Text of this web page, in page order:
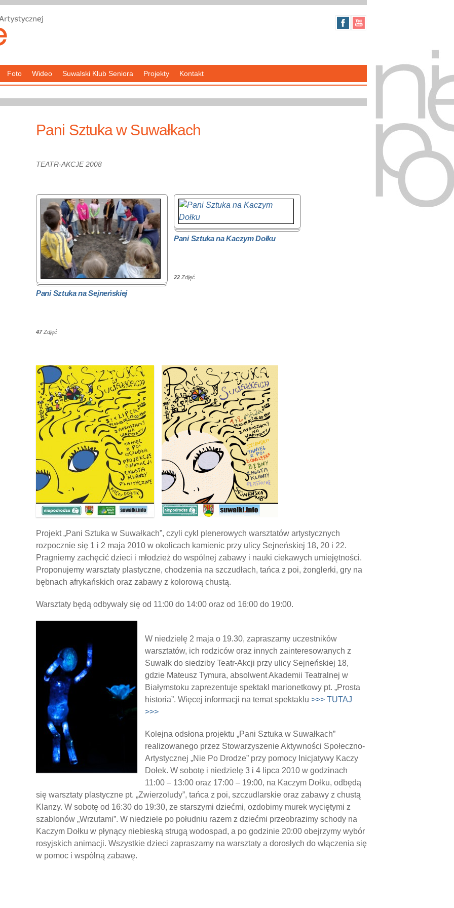
Foto Wideo Suwalski Klub Seniora Projekty Kontakt
Pani Sztuka w Suwałkach
TEATR-AKCJE 2008
Pani Sztuka na Sejneńskiej
47Zdjęć
Pani Sztuka na Kaczym Dołku
22 Zdjęć
Projekt „Pani Sztuka w Suwałkach”, czyli cykl plenerowych warsztatów artystycznych
rozpocznie się 1 i 2 maja 2010 w okolicach kamienic przy ulicy Sejneńskiej 18, 20 i 22.
Pragniemy zachęcić dzieci i młodzież do wspólnej zabawy i nauki ciekawych umiejętności.
Proponujemy warsztaty plastyczne, chodzenia na szczudłach, tańca z poi, żonglerki, gry na
bębnach afrykańskich oraz zabawy z kolorową chustą.
Warsztaty będą odbywały się od 11:00 do 14:00 oraz od 16:00 do 19:00.
W niedzielę 2 maja o 19.30, zapraszamy uczestników
warsztatów, ich rodziców oraz innych zainteresowanych z
Suwałk do siedziby Teatr-Akcji przy ulicy Sejneńskiej 18,
gdzie Mateusz Tymura, absolwent Akademii Teatralnej w
Białymstoku zaprezentuje spektakl marionetkowy pt. „Prosta
historia”. Więcej informacji na temat spektaklu >>> TUTAJ
>>>
Kolejna odsłona projektu „Pani Sztuka w Suwałkach”
realizowanego przez Stowarzyszenie Aktywności Społeczno-
Artystycznej „Nie Po Drodze” przy pomocy Inicjatywy Kaczy
Dołek. W sobotę i niedzielę 3 i 4 lipca 2010 w godzinach
11:00 – 13:00 oraz 17:00 – 19:00, na Kaczym Dołku, odbędą
się warsztaty plastyczne pt. „Zwierzoludy”, tańca z poi, szczudlarskie oraz zabawy z chustą
Klanzy. W sobotę od 16:30 do 19:30, ze starszymi dziećmi, ozdobimy murek wyciętymi z
szablonów „Wrzutami”. W niedziele po południu razem z dziećmi przeobrazimy schody na
Kaczym Dołku w płynący niebieską strugą wodospad, a po godzinie 20:00 obejrzymy wybór
rosyjskich animacji. Wszystkie dzieci zapraszamy na warsztaty a dorosłych do włączenia się
w pomoc i wspólną zabawę.